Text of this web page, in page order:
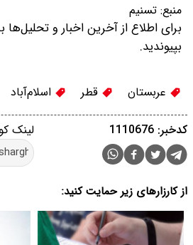
منبع: تسنیم
برای اطلاع از آخرین اخبار و تحلیل‌ها
بپیوندید.
عربستان قطر اسلام‌آباد
لینک کدخبر: 1110676
از کارزارهای زیر حمایت کنید: